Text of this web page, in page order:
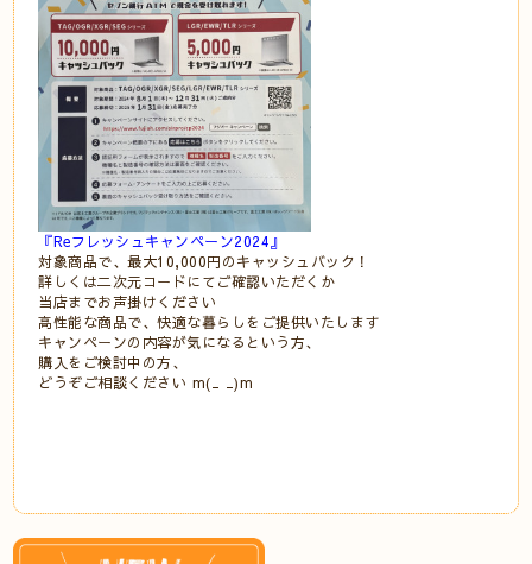
『Reフレッシュキャンペーン2024』
対象商品で、最大10,000円のキャッシュバック！
詳しくは二次元コードにてご確認いただくか
当店までお声掛けください
高性能な商品で、快適な暮らしをご提供いたします
キャンペーンの内容が気になるという方、
購入をご検討中の方、
どうぞご相談ください m(_ _)m